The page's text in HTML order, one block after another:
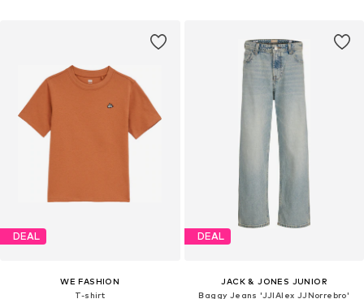
DEAL
WE FASHION
T-shirt
DEAL
JACK & JONES JUNIOR
Baggy Jeans 'JJIAlex JJNorrebro'